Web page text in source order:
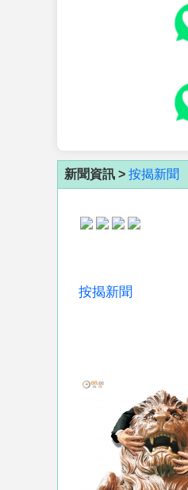
新聞資訊 > 按揭新聞
按揭新聞